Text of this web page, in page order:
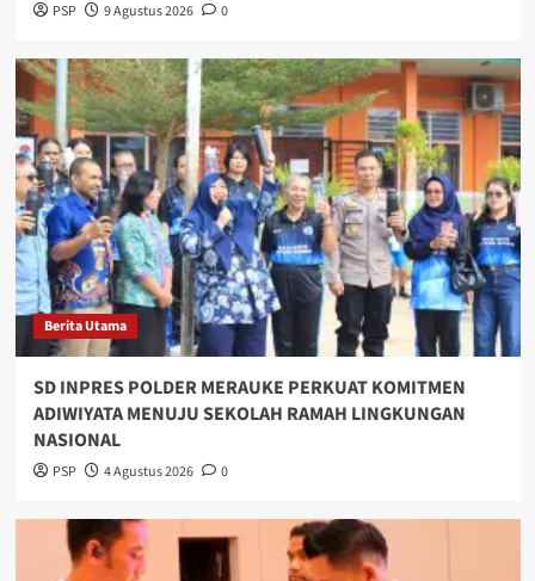
PSP 9 Agustus 2026 0
Berita Utama
SD INPRES POLDER MERAUKE PERKUAT KOMITMEN
ADIWIYATA MENUJU SEKOLAH RAMAH LINGKUNGAN
NASIONAL
PSP 4 Agustus 2026 0